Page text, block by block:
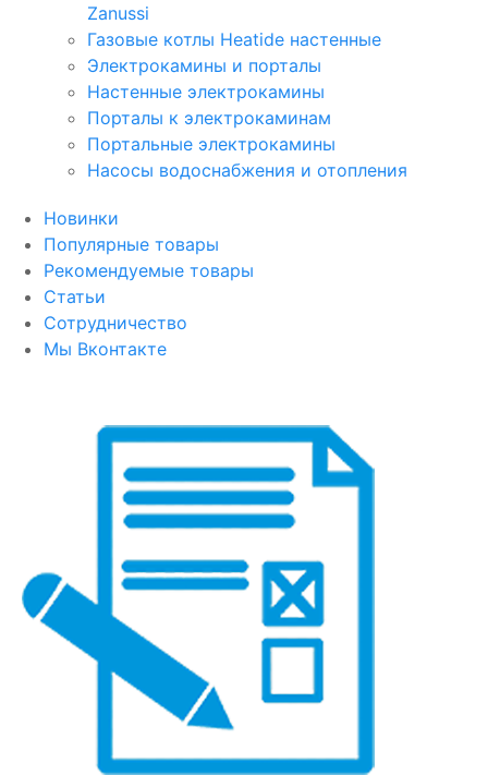
Zanussi
Газовые котлы Heatide настенные
Электрокамины и порталы
Настенные электрокамины
Порталы к электрокаминам
Портальные электрокамины
Насосы водоснабжения и отопления
Новинки
Популярные товары
Рекомендуемые товары
Статьи
Сотрудничество
Мы Вконтакте